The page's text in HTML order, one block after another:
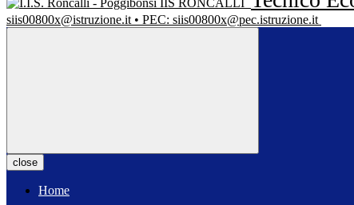
IIS RONCALLI
siis00800x@istruzione.it • PEC: siis00800x@pec.istruzione.it
close
Home